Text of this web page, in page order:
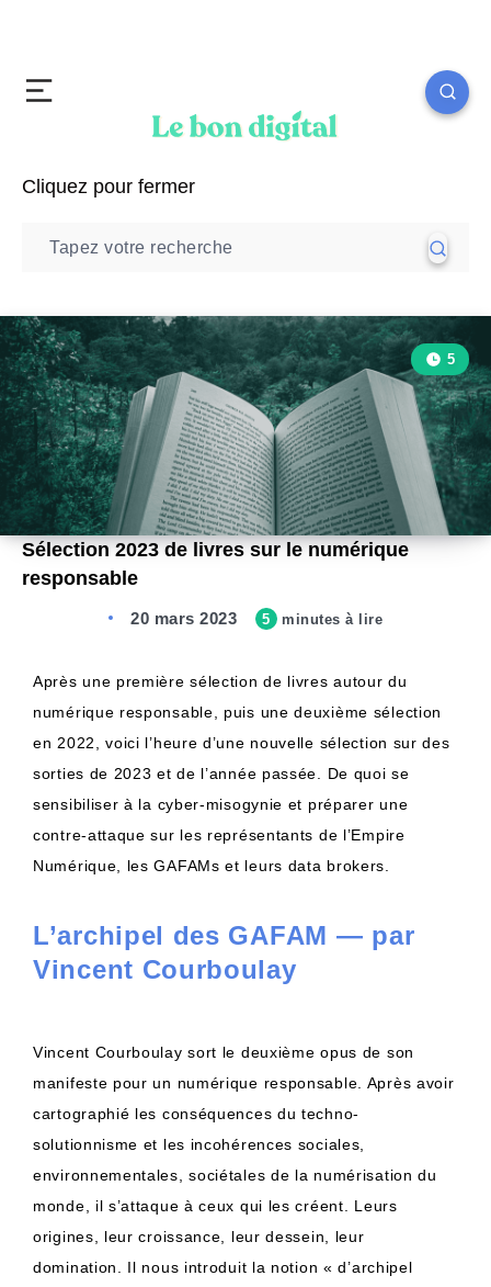
Cliquez pour fermer
5
Sélection 2023 de livres sur le numérique
responsable
20 mars 2023 5 minutes à lire
Après une première sélection de livres autour du
numérique responsable, puis une deuxième sélection
en 2022, voici l’heure d’une nouvelle sélection sur des
sorties de 2023 et de l’année passée. De quoi se
sensibiliser à la cyber-misogynie et préparer une
contre-attaque sur les représentants de l’Empire
Numérique, les GAFAMs et leurs data brokers.
L’archipel des GAFAM — par
Vincent Courboulay
Vincent Courboulay sort le deuxième opus de son
manifeste pour un numérique responsable. Après avoir
cartographié les conséquences du techno-
solutionnisme et les incohérences sociales,
environnementales, sociétales de la numérisation du
monde, il s’attaque à ceux qui les créent. Leurs
origines, leur croissance, leur dessein, leur
domination. Il nous introduit la notion « d’archipel